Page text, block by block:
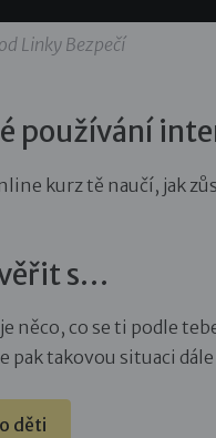
Linky Bezpečí
používání
kurz tě naučí, jak
s…
něco, co se ti podle
pak takovou situaci
děti